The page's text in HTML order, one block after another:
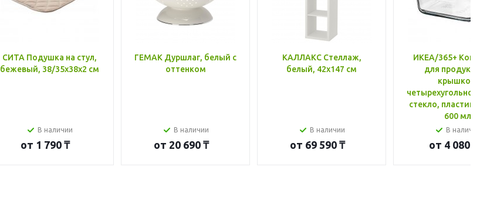
СИТА Подушка на стул,
бежевый, 38/35x38x2 см
В наличии
от 1 790 ₸
ГЕМАК Дуршлаг, белый с
оттенком
В наличии
от 20 690 ₸
КАЛЛАКС Стеллаж,
белый, 42x147 см
В наличии
от 69 590 ₸
ИКЕА/365+
для
крышкой,
стекло, пластик
600 мл
В
от 4 080 ₸